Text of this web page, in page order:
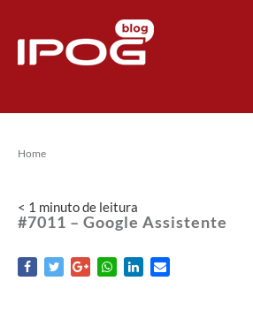
Home
< 1 minutode leitura
#7011 – Google Assistente